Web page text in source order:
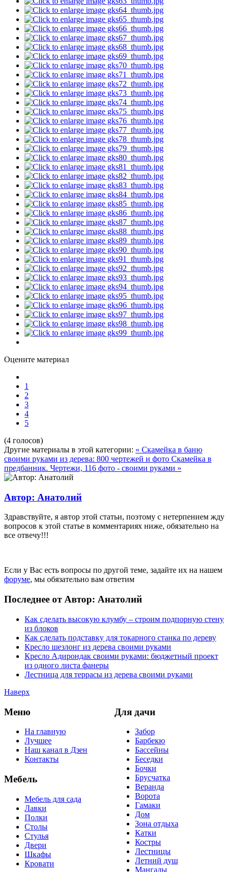
Оцените материал
1
2
3
4
5
(4 голосов)
Другие материалы в этой категории: « Скамейка в баню
своими руками из дерева: 800 чертежей и фото Скамейка в
предбанник. Чертежи, 116 фото - своими руками »
Автор: Анатолий
Здравствуйте, я автор этой статьи, поэтому с нетерпением жду
вопросов к этой статье в комментариях ниже, обязательно на
все отвечу!!!
Если у Вас есть вопросы по другой теме, задайте их на нашем
форуме, мы обязательно вам ответим
Последнее от Автор: Анатолий
Как сделать высокую клумбу – строим подпорную стену
из блоков
Как сделать подставку для токарного станка по дереву
Кресло шезлонг из дерева своими руками
Кресло Адирондак своими руками: бюджетный проект
из одного листа фанеры
Лестница для террасы из дерева своими руками
Наверх
Меню
На главную
Лучшее
Наш канал в Дзен
Контакты
Мебель
Мебель для сада
Лавки
Полки
Столы
Стулья
Двери
Шкафы
Кровати
Для дачи
Забор
Барбекю
Бассейны
Беседки
Бочки
Брусчатка
Веранда
Ворота
Гамаки
Дом
Зона отдыха
Катки
Костры
Лестницы
Летний душ
Мангалы